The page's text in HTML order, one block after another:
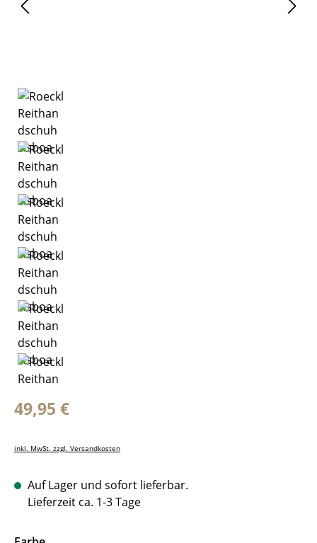
Regulärer Preis:
49,95 €
inkl. MwSt. zzgl. Versandkosten
Auf Lager und sofort lieferbar.
Lieferzeit ca. 1-3 Tage